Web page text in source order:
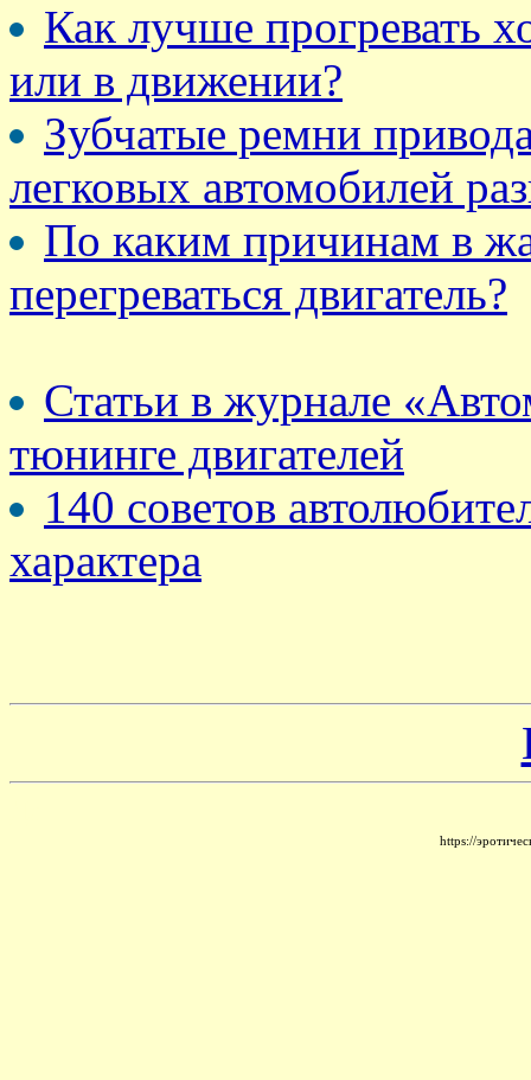
Как лучше прогревать
или в движении?
Зубчатые ремни
легковых автомобилей
По каким причинам в
перегреваться двигатель?
Статьи в журнале
тюнинге двигателей
140 советов
характера
https://